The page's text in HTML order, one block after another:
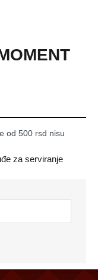
od 500 rsd nisu
za serviranje